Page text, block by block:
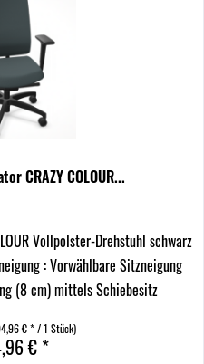
CRAZY COLOUR...
Vollpolster-Drehstuhl schwarz
: Vorwählbare Sitzneigung
(8 cm) mittels Schiebesitz
€ * / 1 Stück)
€ *